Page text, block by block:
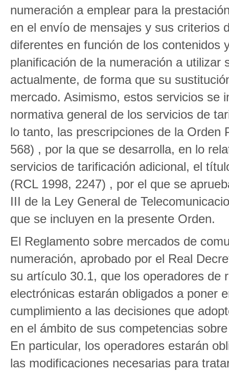
numeración a emplear para la
en el envío de mensajes y sus criterios
diferentes en función de los contenidos
planificación de la numeración a
actualmente, de forma que su
mercado. Asimismo, estos servicios se
normativa general de los servicios de
lo tanto, las prescripciones de la Orden
568) , por la que se desarrolla, en lo
servicios de tarificación adicional, el
(RCL 1998, 2247) , por el que se
III de la Ley General de
que se incluyen en la presente Orden.
El Reglamento sobre mercados de
numeración, aprobado por el Real
su artículo 30.1, que los operadores de
electrónicas estarán obligados a poner
cumplimiento a las decisiones que
en el ámbito de sus competencias
En particular, los operadores estarán
las modificaciones necesarias para